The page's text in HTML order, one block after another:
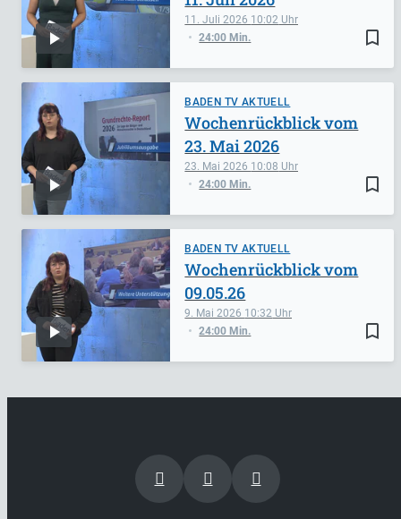
bookmark_border
11. Juli 2026 10:02
24:00 Min.
BADEN TV AKTUELL
bookmark_border
23. Mai 2026 10:08
24:00 Min.
Wochenrückblick vom
23. Mai 2026
BADEN TV AKTUELL
bookmark_border
9. Mai 2026 10:32
24:00 Min.
Wochenrückblick vom
09.05.26